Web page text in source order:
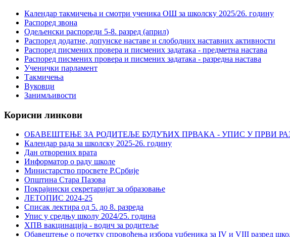
Календар такмичења и смотри ученика ОШ за школску 2025/26. годину
Распоред звона
Одељенски распореди 5-8. разред (април)
Распоред додатне, допунске наставе и слободних наставних активности
Распоред писмених провера и писмених задатака - предметна настава
Распоред писмених провера и писмених задатака - разредна настава
Ученички парламент
Такмичења
Вуковци
Занимљивости
Корисни линкови
ОБАВЕШТЕЊЕ ЗА РОДИТЕЉЕ БУДУЋИХ ПРВАКА - УПИС У ПРВИ
Календар рада за школску 2025-26. годину
Дан отворених врата
Информатор о раду школе
Министарство просвете Р.Србије
Општина Стара Пазова
Покрајински секретаријат за образовање
ЛЕТОПИС 2024-25
Списак лектира од 5. до 8. разреда
Упис у средњу школу 2024/25. година
ХПВ вакцинација - водич за родитеље
Обавештење о почетку спровођења избора уџбеника за IV и VIII разред